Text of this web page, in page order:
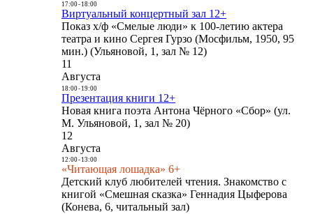
17:00- 18:00
Виртуальный концертный зал 12+
Показ х/ф «Смелые люди» к 100-летию актера
театра и кино Сергея Гурзо (Мосфильм, 1950, 95
мин.) (Ульяновой, 1, зал № 12)
11
Августа
18:00- 19:00
Презентация книги 12+
Новая книга поэта Антона Чёрного «Сбор» (ул.
М. Ульяновой, 1, зал № 20)
12
Августа
12:00- 13:00
«Читающая лошадка» 6+
Детский клуб любителей чтения. Знакомство с
книгой «Смешная сказка» Геннадия Цыферова
(Конева, 6, читальный зал)